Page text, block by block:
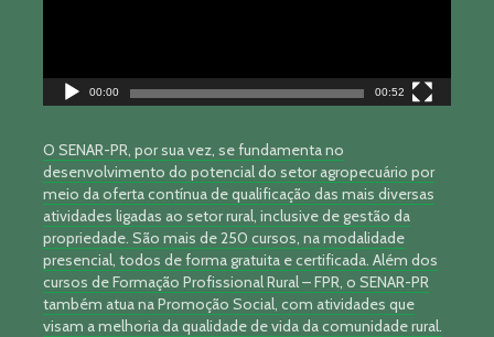
00:00 00:52
O SENAR-PR, por sua vez, se fundamenta no
desenvolvimento do potencial do setor agropecuário por
meio da oferta contínua de qualificação das mais diversas
atividades ligadas ao setor rural, inclusive de gestão da
propriedade. São mais de 250 cursos, na modalidade
presencial, todos de forma gratuita e certificada. Além dos
cursos de Formação Profissional Rural – FPR, o SENAR-PR
também atua na Promoção Social, com atividades que
visam a melhoria da qualidade de vida da comunidade rural.